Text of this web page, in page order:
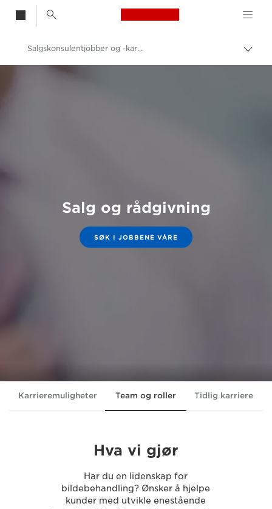
Canon Logo, back
Salgskonsulentjobber og -karrierer
Salg og rådgivning
SØK I JOBBENE VÅRE
Karrieremuligheter Team og roller Tidlig karriere
Hva vi gjør
Har du en lidenskap for
bildebehandling? Ønsker å hjelpe
kunder med utvikle enestående